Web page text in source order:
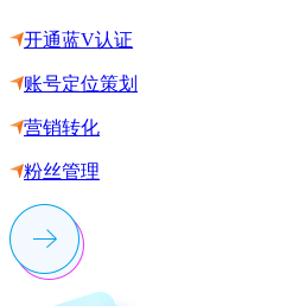
开通蓝V认证
账号定位策划
营销转化
粉丝管理